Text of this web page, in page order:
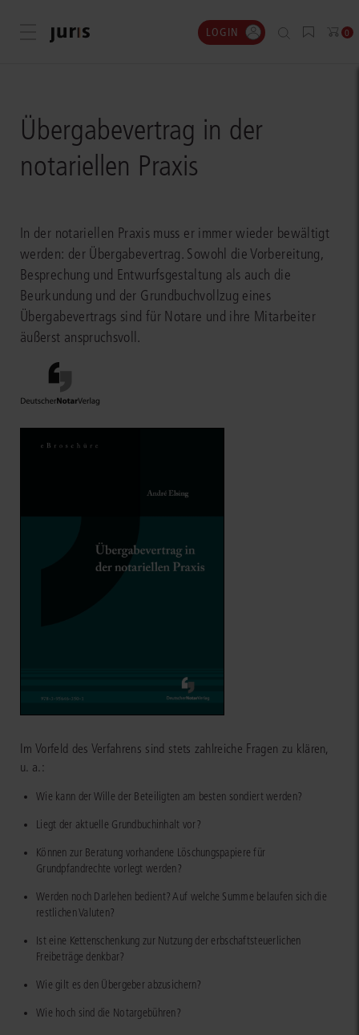
Menü öffnen LOGIN 0
Übergabevertrag in der
notariellen Praxis
In der notariellen Praxis muss er immer wieder bewältigt
werden: der Übergabevertrag. Sowohl die Vorbereitung,
Besprechung und Entwurfsgestaltung als auch die
Beurkundung und der Grundbuchvollzug eines
Übergabevertrags sind für Notare und ihre Mitarbeiter
äußerst anspruchsvoll.
Im Vorfeld des Verfahrens sind stets zahlreiche Fragen zu klären,
u. a.:
Wie kann der Wille der Beteiligten am besten sondiert werden?
Liegt der aktuelle Grundbuchinhalt vor?
Können zur Beratung vorhandene Löschungspapiere für
Grundpfandrechte vorlegt werden?
Werden noch Darlehen bedient? Auf welche Summe belaufen sich die
restlichen Valuten?
Ist eine Kettenschenkung zur Nutzung der erbschaftsteuerlichen
Freibeträge denkbar?
Wie gilt es den Übergeber abzusichern?
Wie hoch sind die Notargebühren?